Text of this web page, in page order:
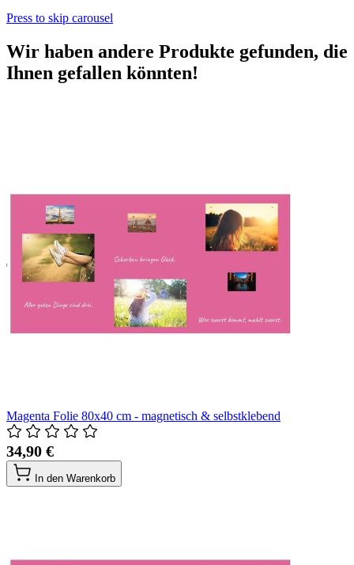
Press to skip carousel
Wir haben andere Produkte gefunden, die
Ihnen gefallen könnten!
Magenta Folie 80x40 cm - magnetisch & selbstklebend
34,90 €
In den Warenkorb